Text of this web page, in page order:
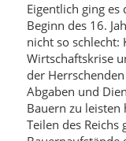
Eigentlich ging es
Beginn des 16.
nicht so schlecht:
Wirtschaftskrise
der
Abgaben und
Bauern zu leisten
Teilen des